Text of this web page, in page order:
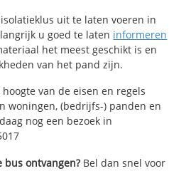
uit te laten voeren in
u goed te laten informeren
het meest geschikt is en
van het pand zijn.
van de eisen en regels
woningen, (bedrijfs-) panden en
nog een bezoek in
bus ontvangen?Bel dan snel voor